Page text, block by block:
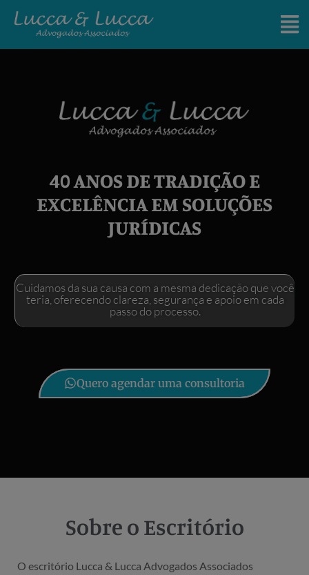
40 ANOS DE TRADIÇÃO E
EXCELÊNCIA EM SOLUÇÕES
JURÍDICAS
Cuidamos da sua causa com a mesma dedicação que você
teria, oferecendo clareza, segurança e apoio em cada
passo do processo.
Quero agendar uma consultoria
Sobre o Escritório
O escritório Lucca & Lucca Advogados Associados